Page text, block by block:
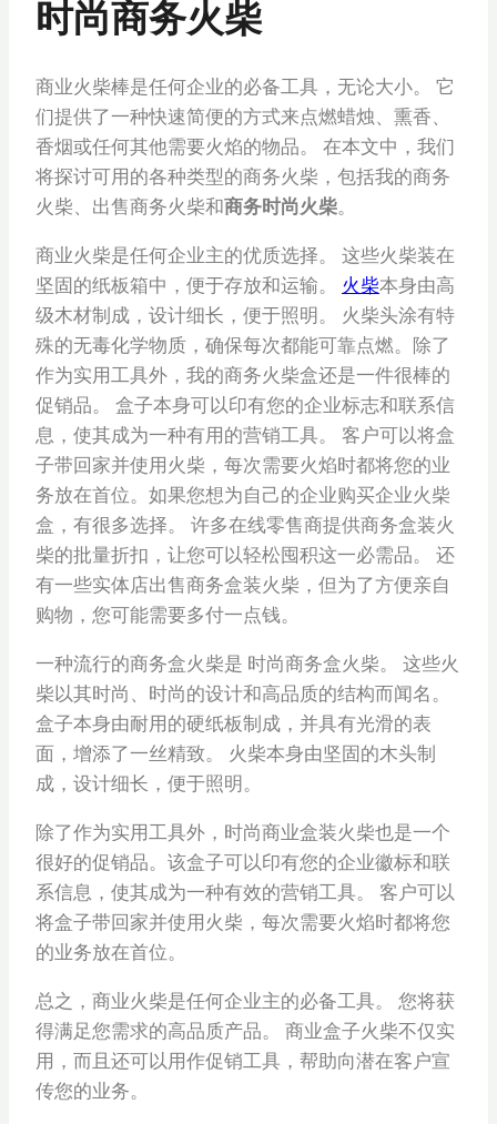
时尚商务火柴
商业火柴棒是任何企业的必备工具，无论大小。 它
们提供了一种快速简便的方式来点燃蜡烛、熏香、
香烟或任何其他需要火焰的物品。 在本文中，我们
将探讨可用的各种类型的商务火柴，包括我的商务
火柴、出售商务火柴和商务时尚火柴。
商业火柴是任何企业主的优质选择。 这些火柴装在
坚固的纸板箱中，便于存放和运输。 火柴本身由高
级木材制成，设计细长，便于照明。 火柴头涂有特
殊的无毒化学物质，确保每次都能可靠点燃。除了
作为实用工具外，我的商务火柴盒还是一件很棒的
促销品。 盒子本身可以印有您的企业标志和联系信
息，使其成为一种有用的营销工具。 客户可以将盒
子带回家并使用火柴，每次需要火焰时都将您的业
务放在首位。如果您想为自己的企业购买企业火柴
盒，有很多选择。 许多在线零售商提供商务盒装火
柴的批量折扣，让您可以轻松囤积这一必需品。 还
有一些实体店出售商务盒装火柴，但为了方便亲自
购物，您可能需要多付一点钱。
一种流行的商务盒火柴是 时尚商务盒火柴。 这些火
柴以其时尚、时尚的设计和高品质的结构而闻名。
盒子本身由耐用的硬纸板制成，并具有光滑的表
面，增添了一丝精致。 火柴本身由坚固的木头制
成，设计细长，便于照明。
除了作为实用工具外，时尚商业盒装火柴也是一个
很好的促销品。该盒子可以印有您的企业徽标和联
系信息，使其成为一种有效的营销工具。 客户可以
将盒子带回家并使用火柴，每次需要火焰时都将您
的业务放在首位。
总之，商业火柴是任何企业主的必备工具。 您将获
得满足您需求的高品质产品。 商业盒子火柴不仅实
用，而且还可以用作促销工具，帮助向潜在客户宣
传您的业务。